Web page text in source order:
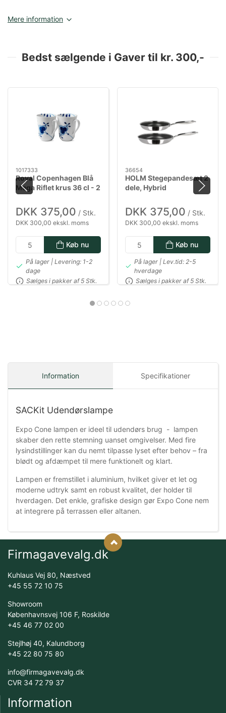
Mere information
Bedst sælgende i Gaver til kr. 300,-
1017333
Royal Copenhagen Blå
Mega Riflet krus 36 cl - 2
pak
DKK 375,00 / Stk.
DKK 300,00 ekskl. moms
Køb nu
På lager | Levering: 1-2
dage
Sælges i pakker af 5 Stk.
36654
HOLM Stegepandesæt 2
dele, Hybrid
DKK 375,00 / Stk.
DKK 300,00 ekskl. moms
Køb nu
På lager | Lev.tid: 2-5
hverdage
Sælges i pakker af 5 Stk.
Information Specifikationer
SACKit Udendørslampe
Expo Cone lampen er ideel til udendørs brug - lampen
skaber den rette stemning uanset omgivelser. Med fire
lysindstillinger kan du nemt tilpasse lyset efter behov – fra
blødt og afdæmpet til mere funktionelt og klart.
Lampen er fremstillet i aluminium, hvilket giver et let og
moderne udtryk samt en robust kvalitet, der holder til
hverdagen. Det enkle, grafiske design gør Expo Cone nem
at integrere på terrassen eller altanen.
Firmagavevalg.dk
Kuhlaus Vej 80, Næstved
+45 55 72 10 75
Showroom
Københavnsvej 106 F, Roskilde
+45 46 77 02 00
Stejlhøj 40, Kalundborg
+45 22 80 75 80
info@firmagavevalg.dk
CVR 34 72 79 37
Information